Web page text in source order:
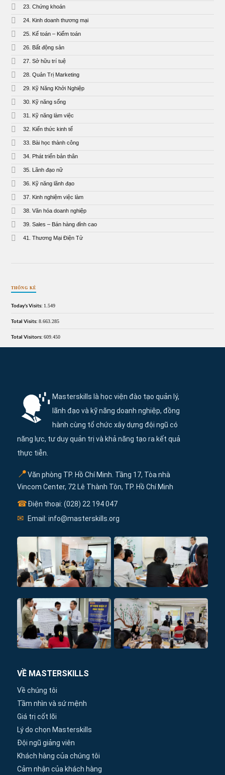
23. Chứng khoán
24. Kinh doanh thương mại
25. Kế toán – Kiểm toán
26. Bất động sản
27. Sở hữu trí tuệ
28. Quản Trị Marketing
29. Kỹ Năng Khởi Nghiệp
30. Kỹ năng sống
31. Kỹ năng làm việc
32. Kiến thức kinh tế
33. Bài học thành công
34. Phát triển bản thân
35. Lãnh đạo nữ
36. Kỹ năng lãnh đạo
37. Kinh nghiệm việc làm
38. Văn hóa doanh nghiệp
39. Sales – Bán hàng đỉnh cao
41. Thương Mại Điện Tử
THỐNG KÊ
Today's Visits: 1.549
Total Visits:8.663.285
Total Visitors:609.450
Masterskills là học viện đào tạo quản lý,
lãnh đạo và kỹ năng doanh nghiệp, đồng
hành cùng tổ chức xây dựng đội ngũ có
năng lực, tư duy quản trị và khả năng tạo ra kết quả
thực tiễn.
📍Văn phòng TP. Hồ Chí Minh. Tầng 17, Tòa nhà
Vincom Center, 72 Lê Thành Tôn, TP. Hồ Chí Minh
☎Điện thoại: (028) 22 194 047
✉ Email: info@masterskills.org
VỀ MASTERSKILLS
Về chúng tôi
Tầm nhìn và sứ mệnh
Giá trị cốt lõi
Lý do chọn Masterskills
Đội ngũ giảng viên
Khách hàng của chúng tôi
Cảm nhận của khách hàng